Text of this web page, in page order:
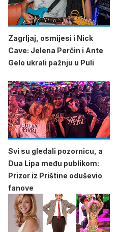
Zagrljaj, osmijesi i Nick
Cave: Jelena Perčin i Ante
Gelo ukrali pažnju u Puli
Svi su gledali pozornicu, a
Dua Lipa među publikom:
Prizor iz Prištine oduševio
fanove